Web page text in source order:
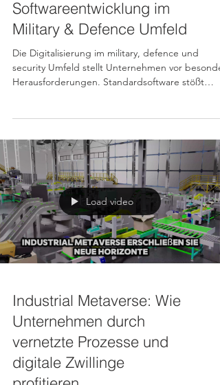
End-to-End
Softwareentwicklung im
Military & Defence Umfeld
Die Digitalisierung im military, defence und
schnell an Grenzen – insbesondere bei
und technologischer Kontrolle. Mit über 16
Erfahrung in der Digitalisierung unterstützt HS
Development & Services Unternehmen dabei,
fundierte Entscheidungen zu treffen und
Softwarelösungen erfolgreich umzusetzen – end
to end. Make or Buy – eine str
Load video
Industrial Metaverse: Wie
Unternehmen durch
vernetzte Prozesse und